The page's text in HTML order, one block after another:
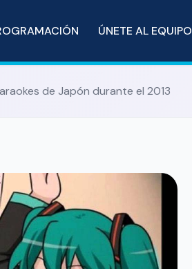
ÚNETE AL EQUIPO
de Japón durante el 2013